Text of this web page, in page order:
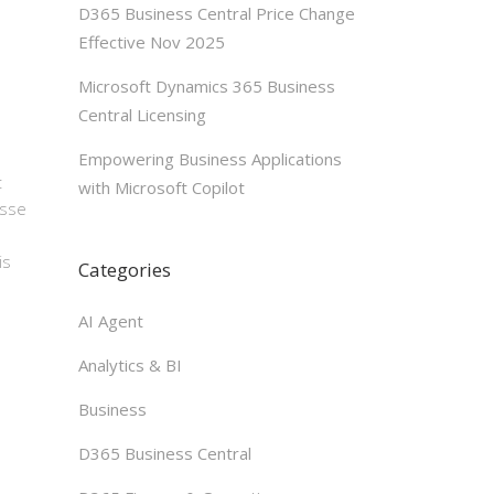
D365 Business Central Price Change
Effective Nov 2025
Microsoft Dynamics 365 Business
Central Licensing
Empowering Business Applications
with Microsoft Copilot
Categories
AI Agent
Analytics & BI
Business
D365 Business Central